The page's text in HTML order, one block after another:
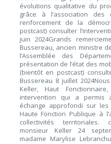
évolutions qualitative du
grâce à l’association
renforcement de la
postcast) consulter
juin 2024Grands
Bussereau, ancien ministre
l’Assemblée des
présentation de l’état des
(bientôt en postcast)
Bussereau 8 juillet
Keller, Haut
intervention qui a permis
échange approfondi sur
Haute Fonction Publique à
collectivités territoriales.
monsieur Keller 24
madame Marylise